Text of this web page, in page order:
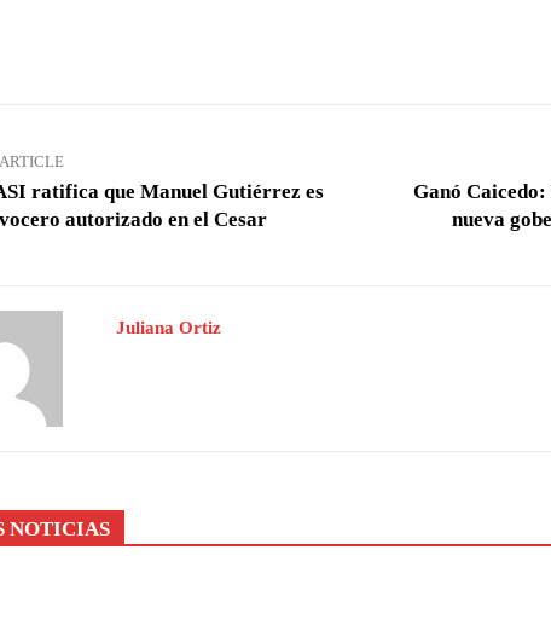
ratifica que Manuel Gutiérrez es
autorizado en el Cesar
Ganó
nueva
Juliana Ortiz
NOTICIAS